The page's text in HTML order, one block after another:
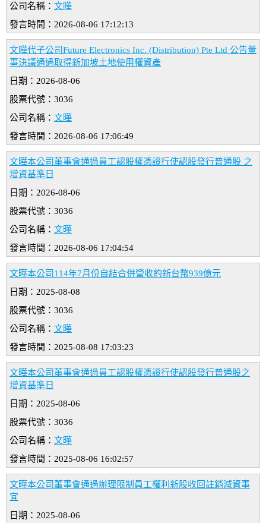
公司名稱： 文曄
發言時間：2026-08-06 17:12:13
文曄代子公司Future Electronics Inc. (Distribution) Pte Ltd 公告董
事決議通過取得新加坡土地使用權資產
日期：2026-08-06
股票代號：3036
公司名稱： 文曄
發言時間：2026-08-06 17:06:49
文曄本公司董事會通過員工認股權憑證行使認股發行普通股 之
增資基準日
日期：2026-08-06
股票代號：3036
公司名稱： 文曄
發言時間：2026-08-06 17:04:54
文曄本公司114年7月份自結合併營收約新台幣939億元
日期：2025-08-08
股票代號：3036
公司名稱： 文曄
發言時間：2025-08-08 17:03:23
文曄本公司董事會通過員工認股權憑證行使認股發行普通股之
增資基準日
日期：2025-08-06
股票代號：3036
公司名稱： 文曄
發言時間：2025-08-06 16:02:57
文曄本公司董事會通過辦理限制員工權利新股收回註銷減資事
宜
日期：2025-08-06